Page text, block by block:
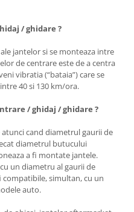
/ ghidare ?
jantelor si se monteaza intre
de centrare este de a centra
vibratia (“bataia”) care se
40 si 130 km/ora.
/ ghidaj / ghidare ?
cand diametrul gaurii de
diametrul butucului
a fi montate jantele.
un diametru al gaurii de
simultan, cu un
auto.